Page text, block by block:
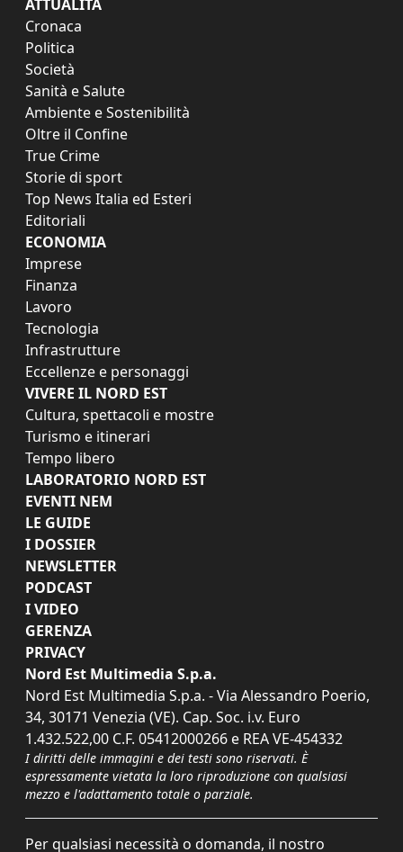
ATTUALITÀ
Cronaca
Politica
Società
Sanità e Salute
Ambiente e Sostenibilità
Oltre il Confine
True Crime
Storie di sport
Top News Italia ed Esteri
Editoriali
ECONOMIA
Imprese
Finanza
Lavoro
Tecnologia
Infrastrutture
Eccellenze e personaggi
VIVERE IL NORD EST
Cultura, spettacoli e mostre
Turismo e itinerari
Tempo libero
LABORATORIO NORD EST
EVENTI NEM
LE GUIDE
I DOSSIER
NEWSLETTER
PODCAST
I VIDEO
GERENZA
PRIVACY
Nord Est Multimedia S.p.a.
Nord Est Multimedia S.p.a. - Via Alessandro Poerio,
34, 30171 Venezia (VE). Cap. Soc. i.v. Euro
1.432.522,00 C.F. 05412000266 e REA VE-454332
I diritti delle immagini e dei testi sono riservati. È
espressamente vietata la loro riproduzione con qualsiasi
mezzo e l'adattamento totale o parziale.
Per qualsiasi necessità o domanda, il nostro